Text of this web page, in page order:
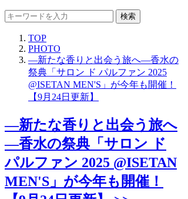
検索
TOP
PHOTO
―新たな香りと出会う旅へ―香水の
祭典「サロン ド パルファン 2025
@ISETAN MEN'S」が今年も開催！
【9月24日更新】
―新たな香りと出会う旅へ
―香水の祭典「サロン ド
パルファン 2025 @ISETAN
MEN'S」が今年も開催！